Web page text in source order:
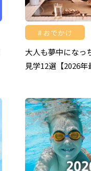
おでかけ
大人も夢中になっ
見学12選【2026年